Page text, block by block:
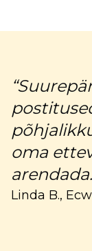
oma
arendada.
Linda B.,